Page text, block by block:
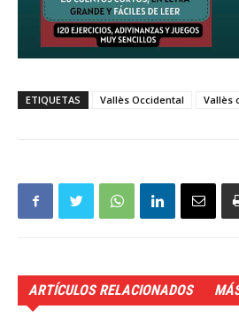
ETIQUETAS Vallès Occidental Vallès
ARTÍCULOS RELACIONADOS